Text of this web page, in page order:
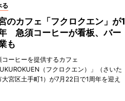
る
のカフェ「フクロクエン」が1
急須コーヒーが看板、バー
も
コーヒーを提供するカフェ
（フクロクエン）」（さいた
大宮区土手町1）が7月22日で1周年を迎え